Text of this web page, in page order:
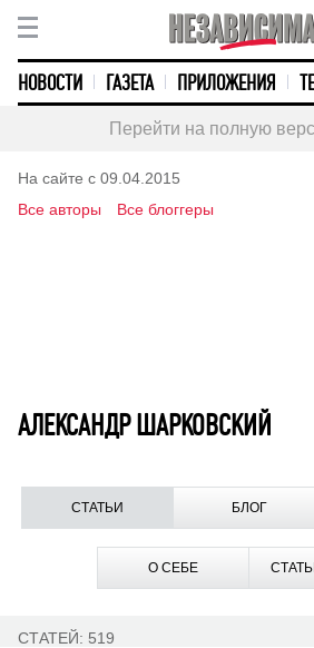
НОВОСТИ ГАЗЕТА ПРИЛОЖЕНИЯ
Перейти на полную
На сайте с 09.04.2015
Все авторы
Все блоггеры
АЛЕКСАНДР ШАРКОВСКИЙ
СТАТЬИ БЛОГ
О СЕБЕ
СТАТЕЙ: 519